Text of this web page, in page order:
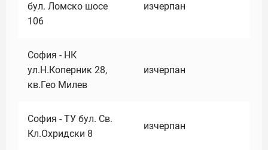
бул. Ломско шосе
106
изчерпан
София - НК
ул.Н.Коперник 28,
кв.Гео Милев
изчерпан
София - ТУ бул. Св.
Кл.Охридски 8
изчерпан